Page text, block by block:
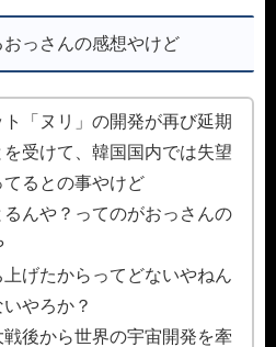
っさんの感想やけど
「ヌリ」の開発が再び延期
受けて、韓国国内では失望
るとの事やけど
んや？ってのがおっさんの
上げたからってどないやねん
やろか？
後から世界の宇宙開発を牽